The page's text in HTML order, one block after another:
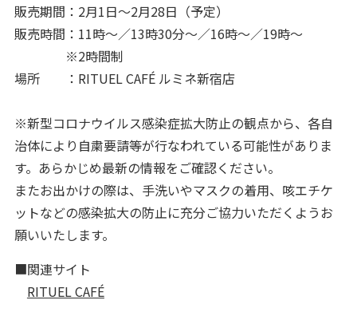
販売期間：2月1日～2月28日（予定）
販売時間：11時～／13時30分～／16時～／19時～
※2時間制
場所 ：RITUEL CAFÉ ルミネ新宿店
※新型コロナウイルス感染症拡大防止の観点から、各自
治体により自粛要請等が行なわれている可能性がありま
す。あらかじめ最新の情報をご確認ください。
またお出かけの際は、手洗いやマスクの着用、咳エチケ
ットなどの感染拡大の防止に充分ご協力いただくようお
願いいたします。
■関連サイト
RITUEL CAFÉ